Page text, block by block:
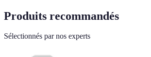
Produits recommandés
Sélectionnés par nos experts